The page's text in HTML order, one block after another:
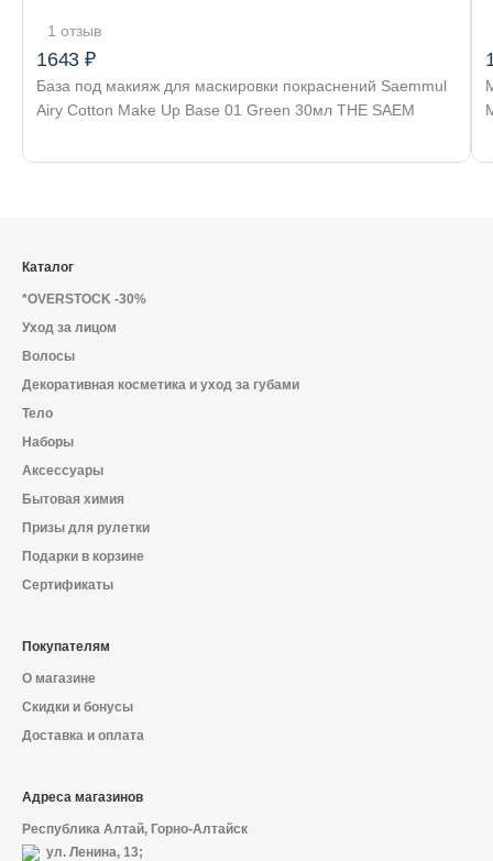
1 отзыв
1643 ₽
База под макияж для маскировки покраснений Saemmul
Airy Cotton Make Up Base 01 Green 30мл THE SAEM
Каталог
*OVERSTOCK -30%
Уход за лицом
Волосы
Декоративная косметика и уход за губами
Тело
Наборы
Аксессуары
Бытовая химия
Призы для рулетки
Подарки в корзине
Сертификаты
Покупателям
О магазине
Скидки и бонусы
Доставка и оплата
Адреса магазинов
Республика Алтай, Горно-Алтайск
ул. Ленина, 13;